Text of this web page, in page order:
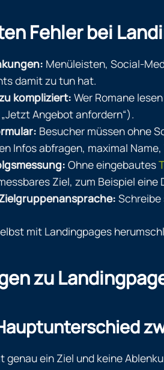
Fehler bei
Menüleisten, Social-
damit zu tun hat.
kompliziert: Wer Romane
Angebot anfordern“).
Besucher müssen ohne
Infos abfragen, maximal
Ohne eingebautes
Ziel, zum Beispiel
Schreibe
mit Landingpages
zu
genau ein Ziel und keine